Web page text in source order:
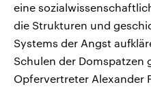
eine
die Strukturen und
Systems der Angst
Schulen der Domspatzen
Opfervertreter Alexander